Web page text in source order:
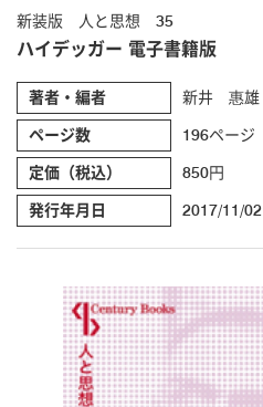
新装版 人と思想 35
ハイデッガー 電子書籍版
著者・編者 新井 惠雄
ページ数 196ページ
定価（税込） 850円
発行年月日 2017/11/02